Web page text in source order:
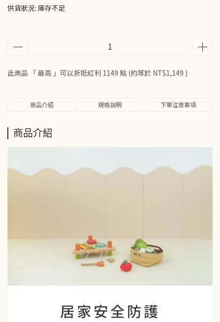
供貨狀況: 庫存不足
此商品 「 最高 」可以折抵紅利 1149 點 (約等於 NT$1,149 )
商品介紹 規格說明 下單注意事項
商品介紹